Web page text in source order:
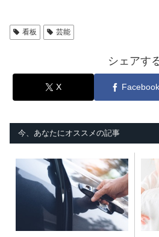
看板 芸能
シェアす
X Facebook
今、あなたにオススメの記事